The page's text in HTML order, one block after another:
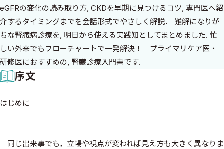
eGFRの変化の読み取り方, CKDを早期に見つけるコツ, 専門医へ紹
介するタイミングまでを会話形式でやさしく解説． 難解になりが
ちな腎臓病診療を, 明日から使える実践知としてまとめました. 忙
しい外来でもフローチャートで一発解決！ プライマリケア医・
研修医におすすめの, 腎臓診療入門書です.
序文
はじめに
同じ出来事でも，立場や視点が変われば見え方も大きく異なりま